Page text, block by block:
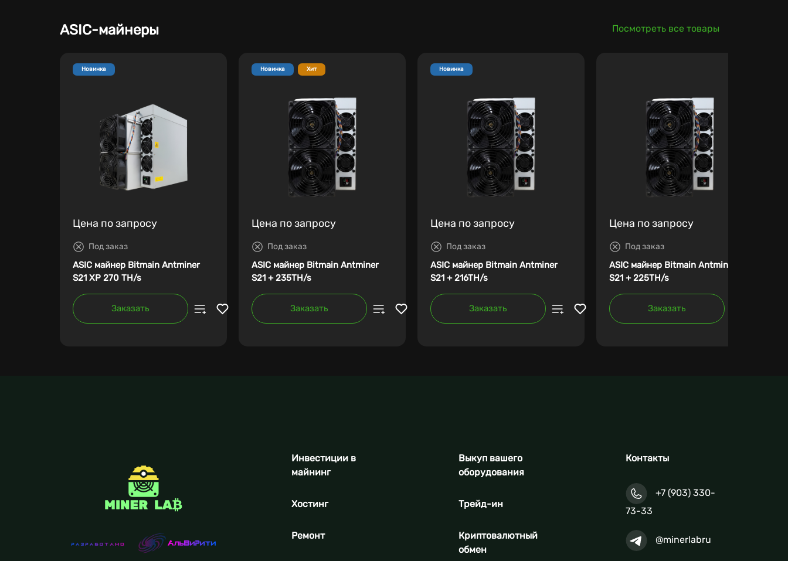
ASIC-майнеры Посмотреть все товары
Новинка
Цена по запросу
Под заказ
ASIC майнер Bitmain Antminer
S21 XP 270 TH/s
Заказать
Новинка Хит
Цена по запросу
Под заказ
ASIC майнер Bitmain Antminer
S21 + 235TH/s
Заказать
Новинка
Цена по запросу
Под заказ
ASIC майнер Bitmain Antminer
S21 + 216TH/s
Заказать
Цена по запросу
Под заказ
ASIC майнер Bitmain Antminer
S21 + 225TH/s
Заказать
Инвестиции в
майнинг
Хостинг
Ремонт
Выкуп вашего
оборудования
Трейд-ин
Криптовалютный
обмен
Контакты
+7 (903) 330-
73-33
@minerlabru